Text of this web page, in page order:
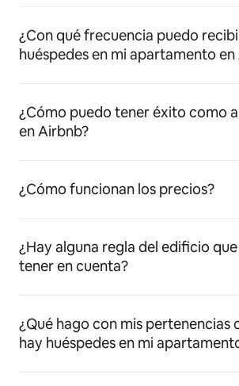
¿Con qué frecuencia puedo
huéspedes en mi apartamento
¿Cómo puedo tener éxito como
en Airbnb?
¿Cómo funcionan los precios?
¿Hay alguna regla del edificio
tener en cuenta?
¿Qué hago con mis pertenencias
hay huéspedes en mi